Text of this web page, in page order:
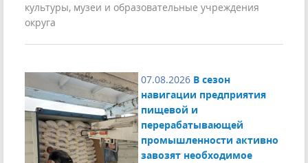
культуры, музеи и образовательные учреждения
округа
07.08.2026 В сезон
навигации предприятия
пищевой и
перерабатывающей
промышленности активно
завозят необходимое